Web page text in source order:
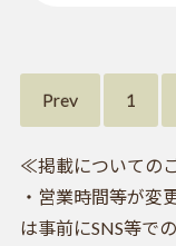
Prev 1
≪掲載についての
・営業時間等が変
は事前にSNS等で